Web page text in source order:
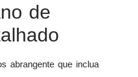
de
abrangente que inclua